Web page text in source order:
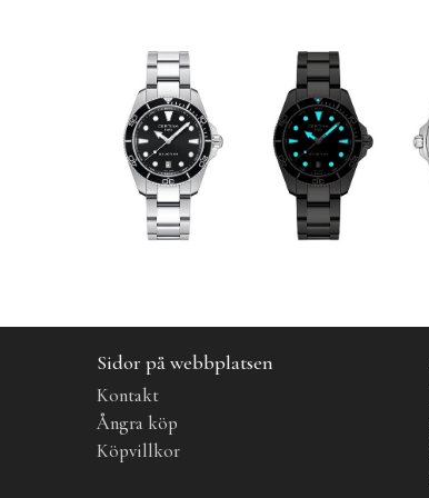
Sidor på webbplatsen
Kontakt
Ångra köp
Köpvillkor